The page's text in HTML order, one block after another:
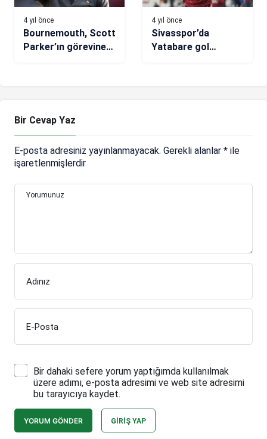
4 yıl önce
Bournemouth, Scott
Parker’ın görevine
4 yıl önce
Sivasspor’da
Yatabare gol
Bir Cevap Yaz
E-posta adresiniz yayınlanmayacak. Gerekli alanlar * ile
işaretlenmişlerdir
Yorumunuz
Adınız
E-Posta
Bir dahaki sefere yorum yaptığımda kullanılmak
üzere adımı, e-posta adresimi ve web site adresimi
bu tarayıcıya kaydet.
YORUM GÖNDER GIRIŞ YAP